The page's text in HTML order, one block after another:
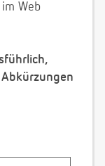
Web